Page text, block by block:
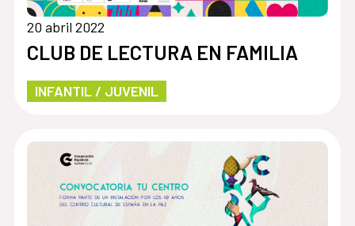
20 abril 2022
CLUB DE LECTURA EN FAMILIA
INFANTIL / JUVENIL